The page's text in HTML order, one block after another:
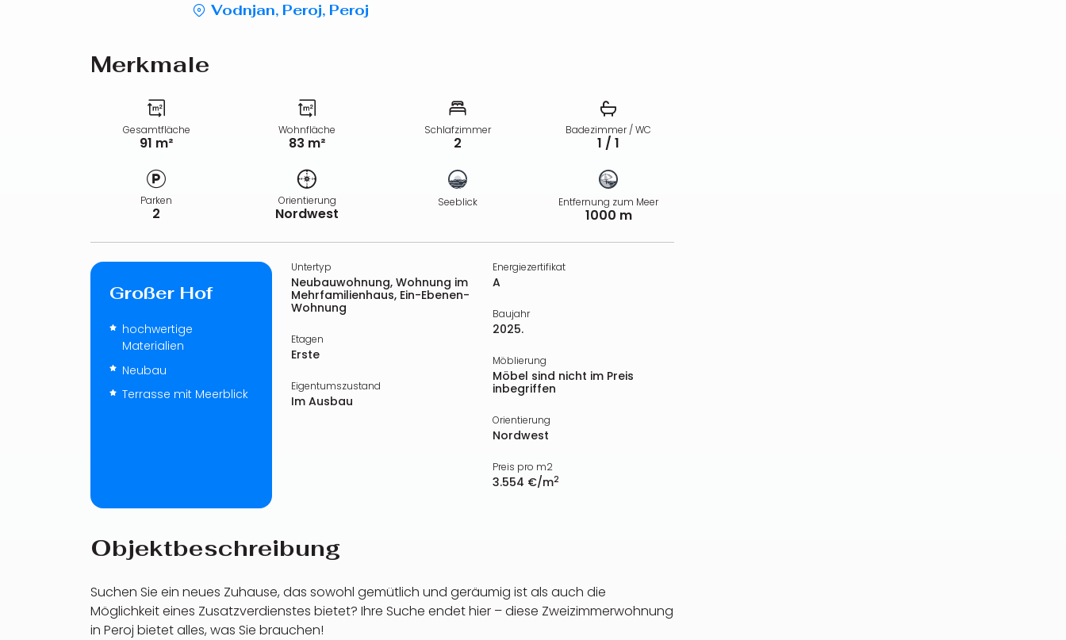
Vodnjan, Peroj, Peroj
Merkmale
Gesamtfläche
91 m²
Wohnfläche
83 m²
Schlafzimmer
2
Badezimmer / WC
1 / 1
Parken
2
Orientierung
Nordwest
Seeblick Entfernung zum Meer
1000 m
Großer Hof
hochwertige
Materialien
Neubau
Terrasse mit Meerblick
Untertyp
Neubauwohnung, Wohnung im
Mehrfamilienhaus, Ein-Ebenen-
Wohnung
Etagen
Erste
Eigentumszustand
Im Ausbau
Energiezertifikat
A
Baujahr
2025.
Möblierung
Möbel sind nicht im Preis
inbegriffen
Orientierung
Nordwest
Preis pro m2
3.554 €/m2
Objektbeschreibung
Suchen Sie ein neues Zuhause, das sowohl gemütlich und geräumig ist als auch die
Möglichkeit eines Zusatzverdienstes bietet? Ihre Suche endet hier – diese Zweizimmerwohnung
in Peroj bietet alles, was Sie brauchen!